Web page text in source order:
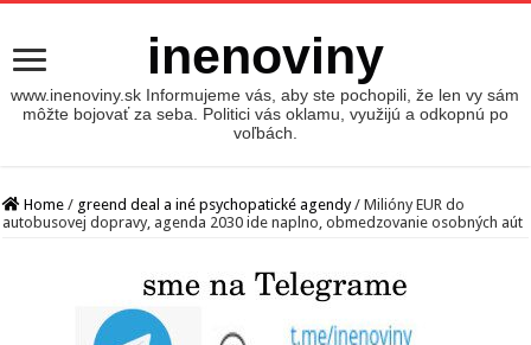
inenoviny
www.inenoviny.sk Informujeme vás, aby ste pochopili, že len vy sám
môžte bojovať za seba. Politici vás oklamu, využijú a odkopnú po
voľbách.
Home / greend deal a iné psychopatické agendy / Milióny EUR do
autobusovej dopravy, agenda 2030 ide naplno, obmedzovanie osobných aút